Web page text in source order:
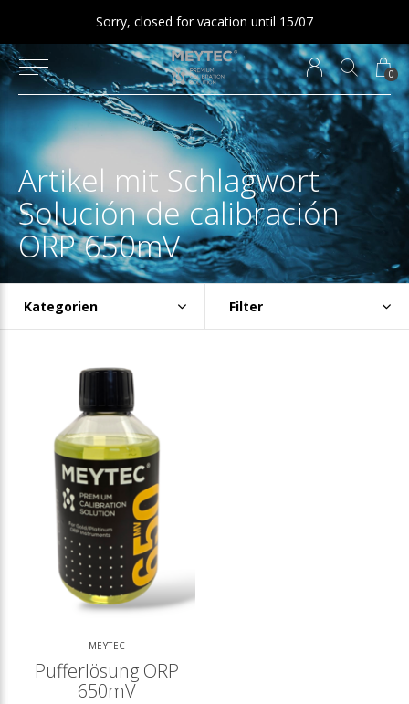
0
Sorry, closed for vacation until 15/07
Artikel mit Schlagwort
Solución de calibración
ORP 650mV
Kategorien Filter
MEYTEC
Pufferlösung ORP
650mV